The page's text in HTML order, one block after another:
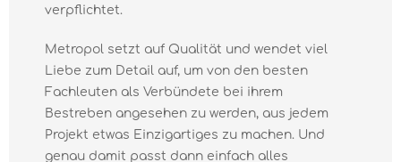
verpflichtet.
Metropol setzt auf Qualität und wendet viel
Liebe zum Detail auf, um von den besten
Fachleuten als Verbündete bei ihrem
Bestreben angesehen zu werden, aus jedem
Projekt etwas Einzigartiges zu machen. Und
genau damit passt dann einfach alles